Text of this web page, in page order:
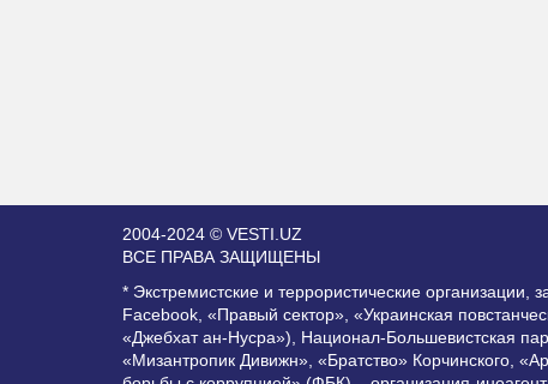
2004-2024 © VESTI.UZ
ВСЕ ПРАВА ЗАЩИЩЕНЫ
* Экстремистские и террористические
Facebook, «Правый сектор», «Украинская
«Джебхат ан-Нусра»), Национал-Большевистская
«Мизантропик Дивижн», «Братство» Корчинского,